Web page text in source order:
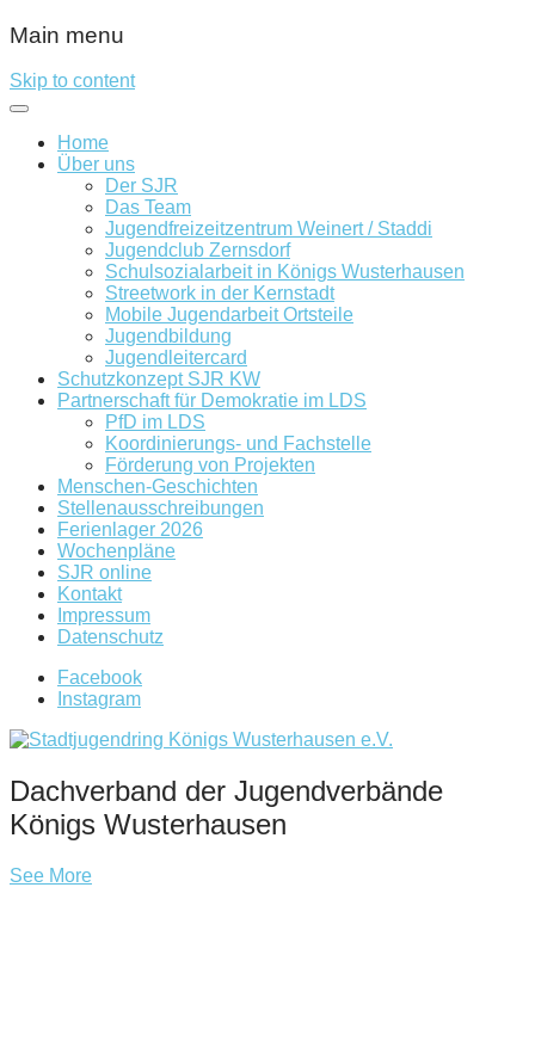
Main menu
Skip to content
Home
Über uns
Der SJR
Das Team
Jugendfreizeitzentrum Weinert / Staddi
Jugendclub Zernsdorf
Schulsozialarbeit in Königs Wusterhausen
Streetwork in der Kernstadt
Mobile Jugendarbeit Ortsteile
Jugendbildung
Jugendleitercard
Schutzkonzept SJR KW
Partnerschaft für Demokratie im LDS
PfD im LDS
Koordinierungs- und Fachstelle
Förderung von Projekten
Menschen-Geschichten
Stellenausschreibungen
Ferienlager 2026
Wochenpläne
SJR online
Kontakt
Impressum
Datenschutz
Facebook
Instagram
Dachverband der Jugendverbände
Königs Wusterhausen
See More